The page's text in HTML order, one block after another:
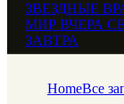
ЗВЕЗДНЫЕ
МИР ВЧЕРА
ЗАВТРА
HomeВсе